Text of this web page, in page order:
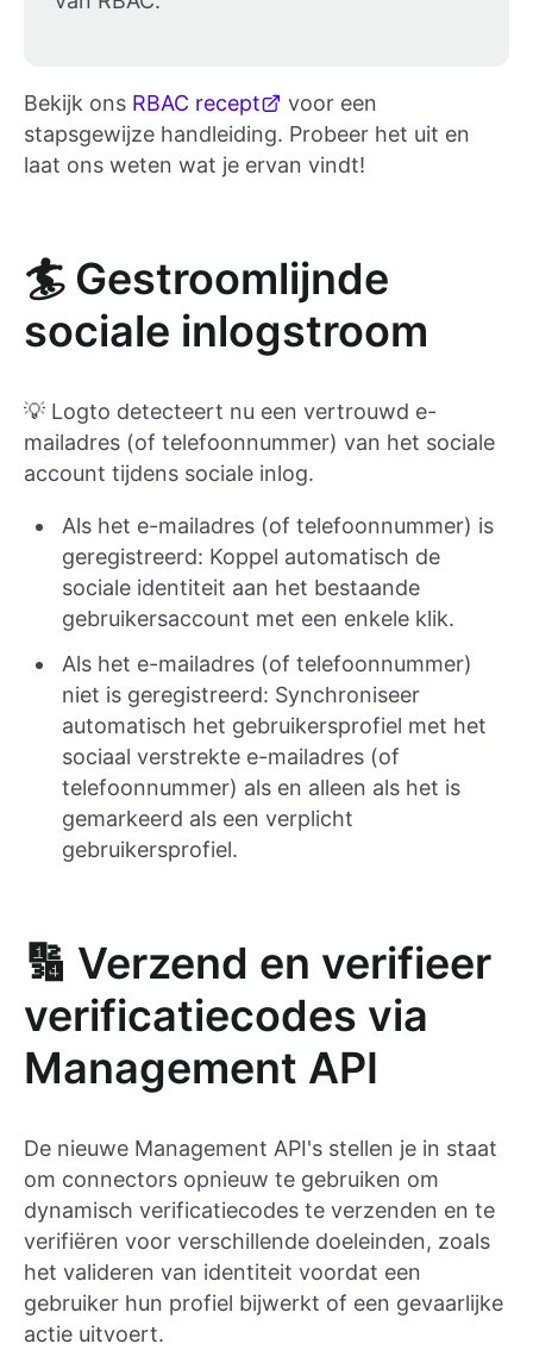
Bekijk ons RBAC recept
voor een
stapsgewijze handleiding. Probeer het uit en
laat ons weten wat je ervan vindt!
🏄 Gestroomlijnde
sociale inlogstroom
💡 Logto detecteert nu een vertrouwd e-
mailadres (of telefoonnummer) van het sociale
account tijdens sociale inlog.
Als het e-mailadres (of telefoonnummer) is
geregistreerd: Koppel automatisch de
sociale identiteit aan het bestaande
gebruikersaccount met een enkele klik.
Als het e-mailadres (of telefoonnummer)
niet is geregistreerd: Synchroniseer
automatisch het gebruikersprofiel met het
sociaal verstrekte e-mailadres (of
telefoonnummer) als en alleen als het is
gemarkeerd als een verplicht
gebruikersprofiel.
🔢 Verzend en verifieer
verificatiecodes via
Management API
De nieuwe Management API's stellen je in staat
om connectors opnieuw te gebruiken om
dynamisch verificatiecodes te verzenden en te
verifiëren voor verschillende doeleinden, zoals
het valideren van identiteit voordat een
gebruiker hun profiel bijwerkt of een gevaarlijke
actie uitvoert.